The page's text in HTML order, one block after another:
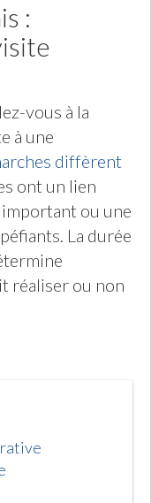
:
vous à la
à une
diffèrent
ont un lien
important ou une
La durée
réaliser ou non